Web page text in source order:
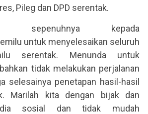
Pileg dan DPD serentak.
sepenuhnya kepada
untuk menyelesaikan seluruh
serentak. Menunda untuk
tidak melakukan perjalanan
selesainya penetapan hasil-hasil
Marilah kita dengan bijak dan
sosial dan tidak mudah